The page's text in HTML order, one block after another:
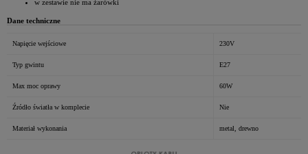
w zestawie nie ma żarówki
Dane techniczne
Napięcie wejściowe 230V
Typ gwintu E27
Max moc oprawy 60W
Źródło światła w komplecie Nie
Materiał wykonania metal, drewno